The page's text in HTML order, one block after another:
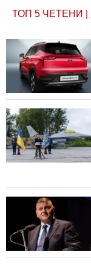
ТОП 5 ЧЕТЕНИ